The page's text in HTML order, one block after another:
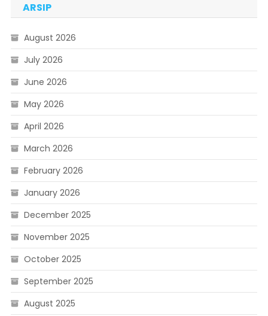
ARSIP
August 2026
July 2026
June 2026
May 2026
April 2026
March 2026
February 2026
January 2026
December 2025
November 2025
October 2025
September 2025
August 2025